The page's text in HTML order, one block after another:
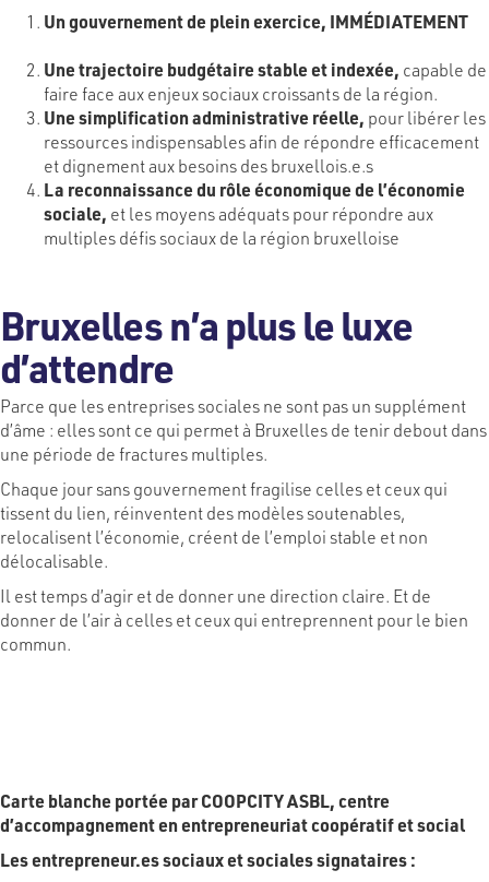
Un gouvernement de plein exercice, IMMÉDIATEMENT
Une trajectoire budgétaire stable et indexée, capable de
faire face aux enjeux sociaux croissants de la région.
Une simplification administrative réelle, pour libérer les
ressources indispensables afin de répondre efficacement
et dignement aux besoins des bruxellois.e.s
La reconnaissance du rôle économique de l’économie
sociale, et les moyens adéquats pour répondre aux
multiples défis sociaux de la région bruxelloise
Bruxelles n’a plus le luxe
d’attendre
Parce que les entreprises sociales ne sont pas un supplément
d’âme : elles sont ce qui permet à Bruxelles de tenir debout dans
une période de fractures multiples.
Chaque jour sans gouvernement fragilise celles et ceux qui
tissent du lien, réinventent des modèles soutenables,
relocalisent l’économie, créent de l’emploi stable et non
délocalisable.
Il est temps d’agir et de donner une direction claire. Et de
donner de l’air à celles et ceux qui entreprennent pour le bien
commun.
Carte blanche portée par COOPCITY ASBL, centre
d’accompagnement en entrepreneuriat coopératif et social
Les entrepreneur.es sociaux et sociales signataires :